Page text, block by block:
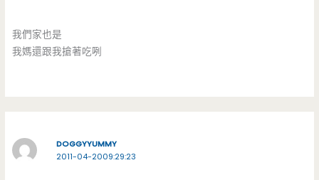
我們家也是
我媽還跟我搶著吃咧
DOGGYYUMMY
2011-04-2009:29:23